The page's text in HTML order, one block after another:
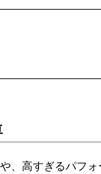
、高すぎるパフ